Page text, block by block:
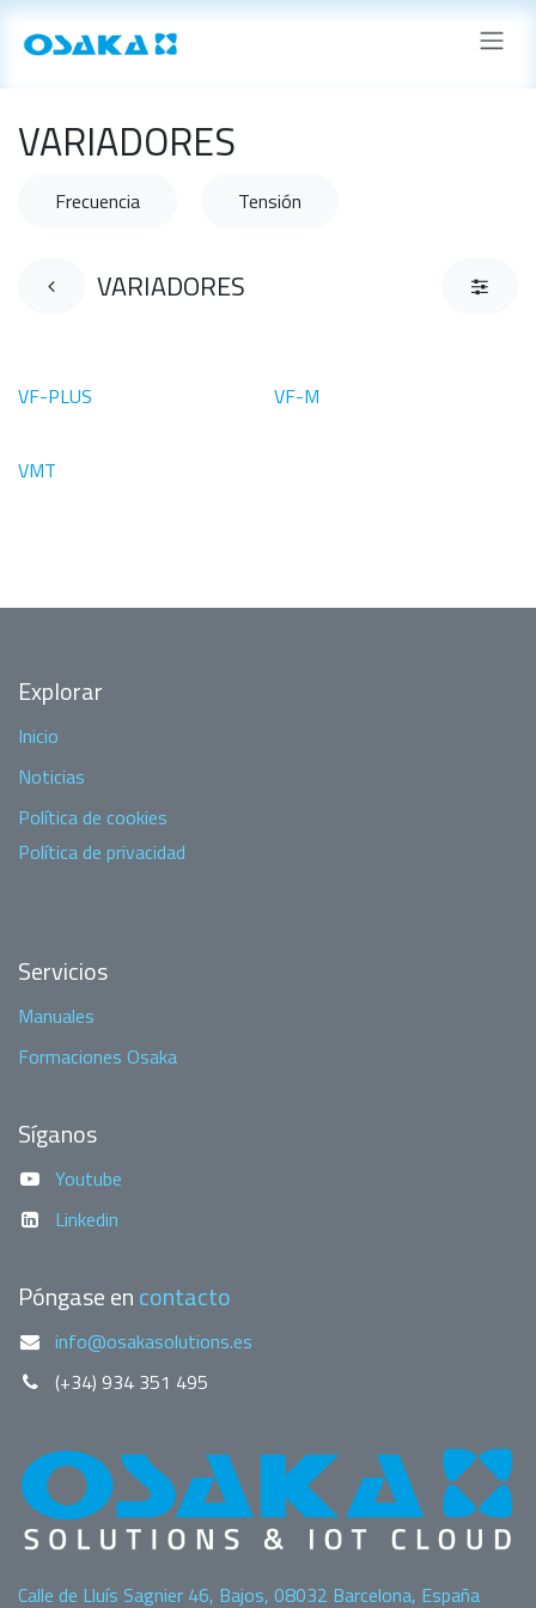
Ir al contenido
VARIADORES
Frecuencia Tensión
VARIADORES
VF-PLUS VF-M
VMT
Explorar
Inicio
Noticias
Política de cookies
Política de privacidad
Servicios
Manuales
Formaciones Osaka
Síganos
Youtube
Linkedin
Póngase encontacto
info@osakasolutions.es
(+34) 934 351 495
Calle de Lluís Sagnier 46, Bajos, 08032 Barcelona, España